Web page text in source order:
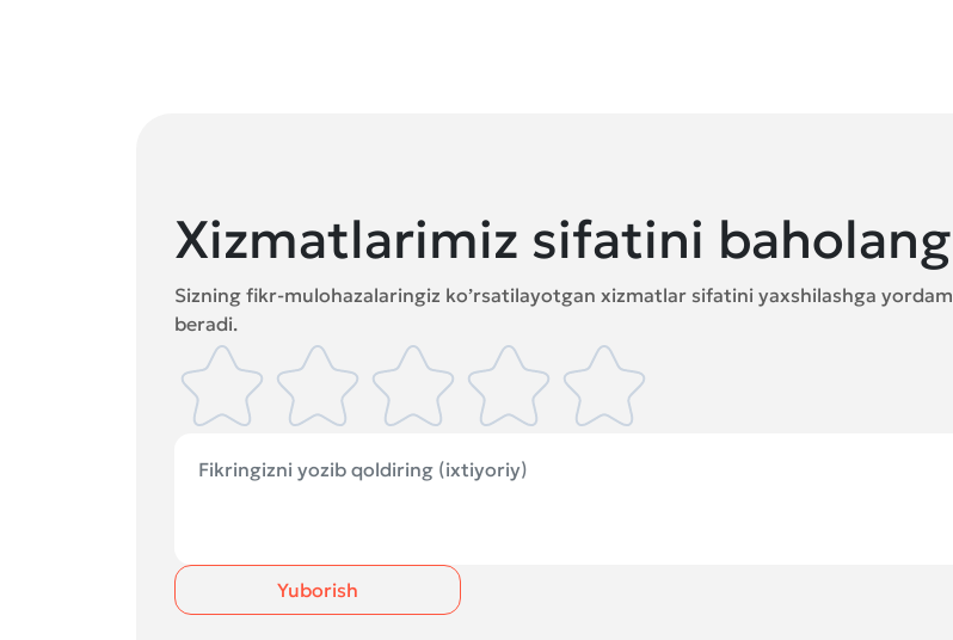
Xizmatlarimiz sifatini baholang
Sizning fikr-mulohazalaringiz ko’rsatilayotgan xizmatlar sifatini yaxshilashga yordam
beradi.
Yuborish